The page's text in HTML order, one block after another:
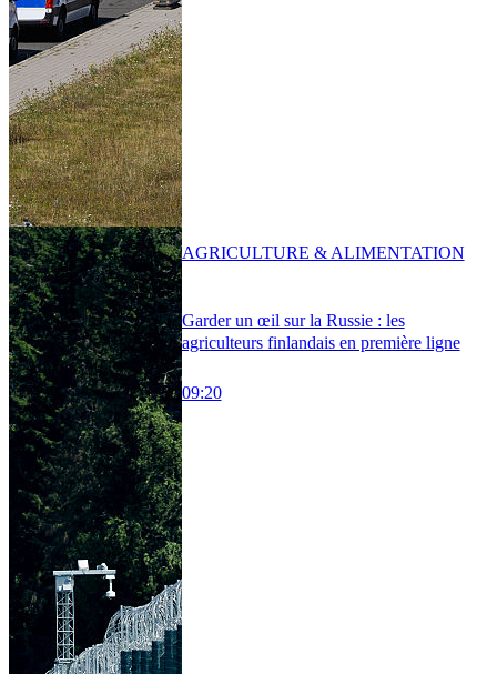
Garder un œil sur la Russie : les
agriculteurs finlandais en première ligne
09:20
AGRICULTURE & ALIMENTATION